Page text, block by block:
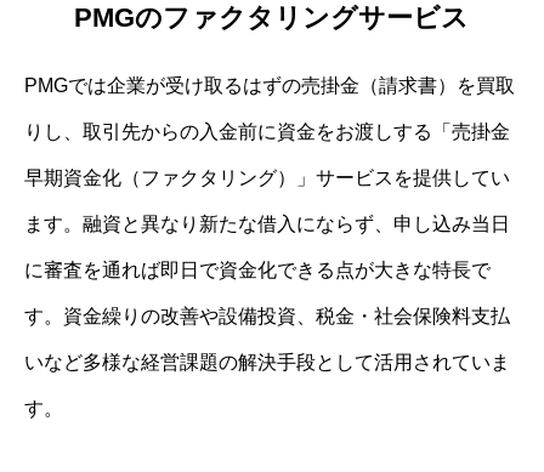
PMGのファクタリングサービス
PMGでは企業が受け取るはずの売掛金（請求書）を買取
りし、取引先からの入金前に資金をお渡しする「売掛金
早期資金化（ファクタリング）」サービスを提供してい
ます。融資と異なり新たな借入にならず、申し込み当日
に審査を通れば即日で資金化できる点が大きな特長で
す。資金繰りの改善や設備投資、税金・社会保険料支払
いなど多様な経営課題の解決手段として活用されていま
す。